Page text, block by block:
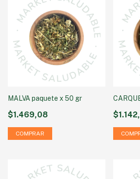
MALVA paquete x 50 gr
$1.469,08